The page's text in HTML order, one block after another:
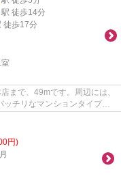
駅 徒歩14分
徒歩17分
室
まで、49mです。周辺には、
チリなマンションタイプの
円)